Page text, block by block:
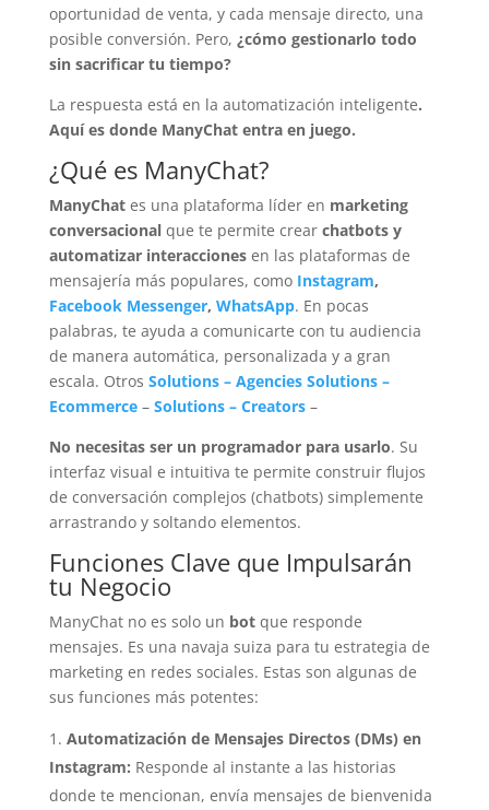
oportunidad de venta, y cada mensaje directo, una
posible conversión. Pero, ¿cómo gestionarlo todo
sin sacrificar tu tiempo?
La respuesta está en la automatización inteligente.
Aquí es donde ManyChat entra en juego.
¿Qué es ManyChat?
ManyChates una plataforma líder en marketing
conversacional que te permite crear chatbots y
automatizar interacciones en las plataformas de
mensajería más populares, como Instagram,
Facebook Messenger, WhatsApp. En pocas
palabras, te ayuda a comunicarte con tu audiencia
de manera automática, personalizada y a gran
escala. Otros Solutions – Agencies Solutions –
Ecommerce– Solutions – Creators–
No necesitas ser un programador para usarlo. Su
interfaz visual e intuitiva te permite construir flujos
de conversación complejos (chatbots) simplemente
arrastrando y soltando elementos.
Funciones Clave que Impulsarán
tu Negocio
ManyChat no es solo un bot que responde
mensajes. Es una navaja suiza para tu estrategia de
marketing en redes sociales. Estas son algunas de
sus funciones más potentes:
Automatización de Mensajes Directos (DMs) en
Instagram: Responde al instante a las historias
donde te mencionan, envía mensajes de bienvenida